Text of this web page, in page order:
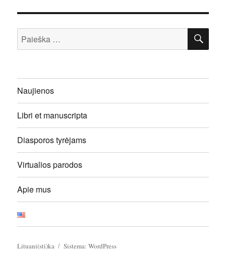
Ieškoti:
Naujienos
Libri et manuscripta
Diasporos tyrėjams
Virtualios parodos
Apie mus
Lituani(sti)ka Sistema: WordPress